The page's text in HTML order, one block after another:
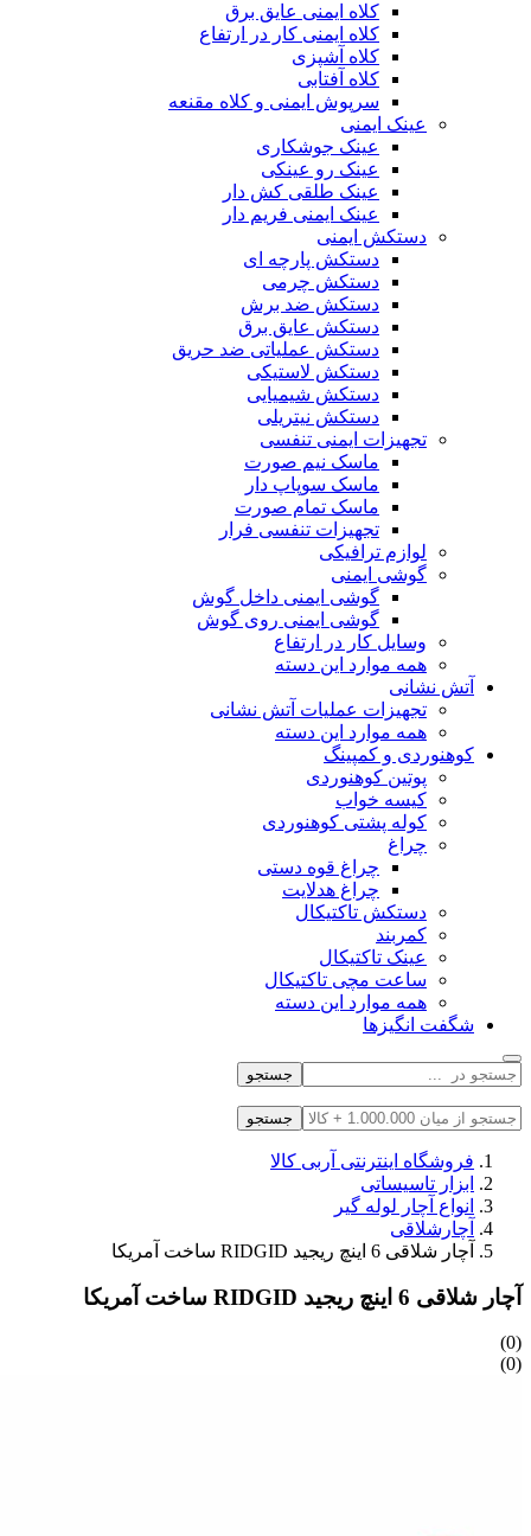
کلاه ایمنی عایق برق
کلاه ایمنی کار در ارتفاع
کلاه آشپزی
کلاه آفتابی
سرپوش ایمنی و کلاه مقنعه
عینک ایمنی
عینک جوشکاری
عینک رو عینکی
عینک طلقی کش دار
عینک ایمنی فریم دار
دستکش ایمنی
دستکش پارچه ای
دستکش چرمی
دستکش ضد برش
دستکش عایق برق
دستکش عملیاتی ضد حریق
دستکش لاستیکی
دستکش شیمیایی
دستکش نیتریلی
تجهیزات ایمنی تنفسی
ماسک نیم صورت
ماسک سوپاپ دار
ماسک تمام صورت
تجهیزات تنفسی فرار
لوازم ترافیکی
گوشی ایمنی
گوشی ایمنی داخل گوش
گوشی ایمنی روی گوش
وسایل کار در ارتفاع
همه موارد این دسته
آتش نشانی
تجهیزات عملیات آتش نشانی
همه موارد این دسته
کوهنوردی و کمپینگ
پوتین کوهنوردی
کیسه خواب
کوله پشتی کوهنوردی
چراغ
چراغ قوه دستی
چراغ هدلایت
دستکش تاکتیکال
کمربند
عینک تاکتیکال
ساعت مچی تاکتیکال
همه موارد این دسته
شگفت انگیزها
جستجو
جستجو
فروشگاه اینترنتی آربی کالا
ابزار تاسیساتی
انواع آچار لوله گیر
آچارشلاقی
آچار شلاقی 6 اینچ ریجید RIDGID ساخت آمریکا
آچار شلاقی 6 اینچ ریجید RIDGID ساخت آمریکا
(0)
(0)